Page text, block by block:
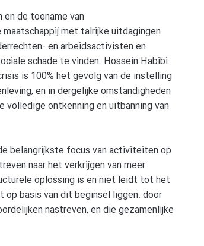
en de toename van
met talrijke uitdagingen
en arbeidsactivisten en
schade te vinden. Hossein Habibi
is 100% het gevolg van de instelling
en in dergelijke omstandigheden
volledige ontkenning en uitbanning van
belangrijkste focus van activiteiten op
naar het verkrijgen van meer
oplossing is en niet leidt tot het
basis van dit beginsel liggen: door
nastreven, en die gezamenlijke